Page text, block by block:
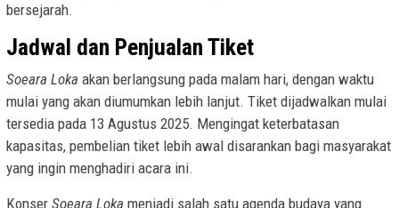
bersejarah.
Jadwal dan Penjualan Tiket
Soeara Loka akan berlangsung pada malam hari, dengan waktu
mulai yang akan diumumkan lebih lanjut. Tiket dijadwalkan mulai
tersedia pada 13 Agustus 2025. Mengingat keterbatasan
kapasitas, pembelian tiket lebih awal disarankan bagi masyarakat
yang ingin menghadiri acara ini.
Konser Soeara Loka menjadi salah satu agenda budaya yang